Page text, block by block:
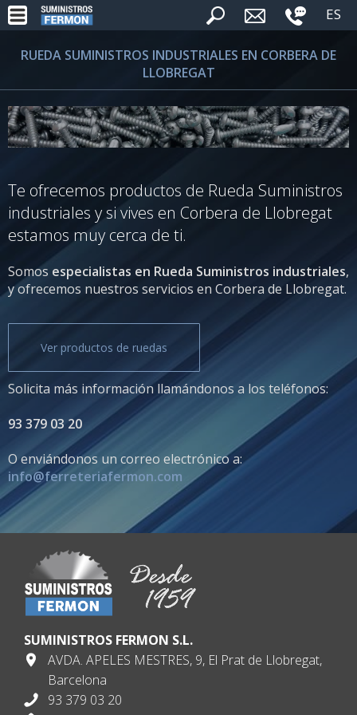
ES
RUEDA SUMINISTROS INDUSTRIALES EN CORBERA DE
LLOBREGAT
Te ofrecemos productos de Rueda Suministros
industriales y si vives en Corbera de Llobregat
estamos muy cerca de ti.
Somos especialistas en Rueda Suministros industriales,
y ofrecemos nuestros servicios en Corbera de Llobregat.
Ver productos de ruedas
Solicita más información llamándonos a los teléfonos:
93 379 03 20
O enviándonos un correo electrónico a:
info@ferreteriafermon.com
SUMINISTROS FERMON S.L.
AVDA. APELES MESTRES, 9, El Prat de Llobregat,
Barcelona
93 379 03 20